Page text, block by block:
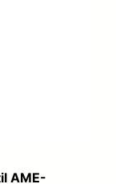
AME-